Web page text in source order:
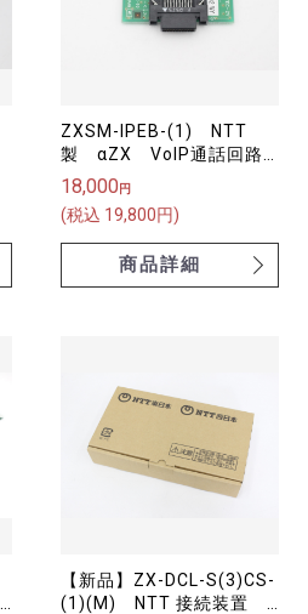
ZXSM-IPEB-(1) NTT
製 αZX VoIP通話回路
拡張用ユニット
18,000 円
(税込 19,800円)
商品詳細
【新品】ZX-DCL-S(3)CS-
(1)(M) NTT 接続装置